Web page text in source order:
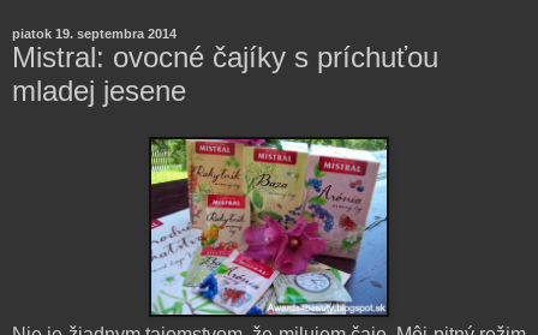
piatok 19. septembra 2014
Mistral: ovocné čajíky s príchuťou
mladej jesene